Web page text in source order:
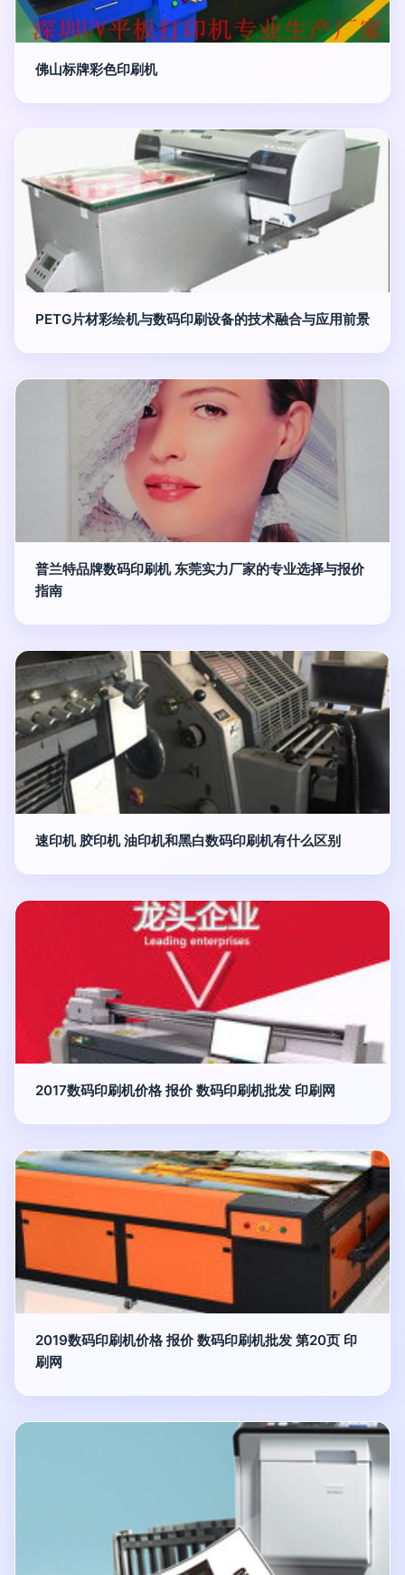
佛山标牌彩色印刷机
PETG片材彩绘机与数码印刷设备的技术融合与应用前景
普兰特品牌数码印刷机 东莞实力厂家的专业选择与报价
指南
速印机 胶印机 油印机和黑白数码印刷机有什么区别
2017数码印刷机价格 报价 数码印刷机批发 印刷网
2019数码印刷机价格 报价 数码印刷机批发 第20页 印
刷网